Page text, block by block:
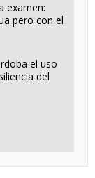
examen:
pero con el
el uso
del